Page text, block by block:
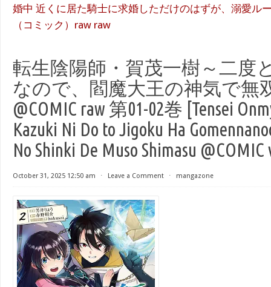
婚中 近くに居た騎士に求婚しただけのはずが、溺愛ル
（コミック）raw raw
転生陰陽師・賀茂一樹～二度
なので、閻魔大王の神気で無
@COMIC raw 第01-02巻 [Tensei
Kazuki Ni Do to Jigoku Ha
No Shinki De Muso Shimasu
October 31, 2025 12:50 am ⋅ Leave a Comment ⋅ mangazone